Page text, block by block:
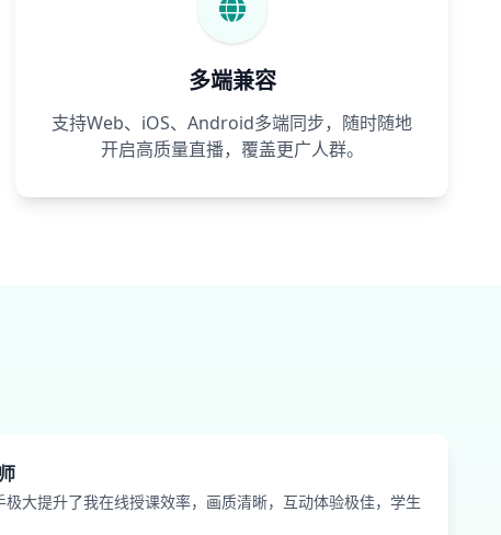
多端兼容
支持Web、iOS、Android多端同步，随时随地
开启高质量直播，覆盖更广人群。
极大提升了我在线授课效率，画质清晰，互动体验极佳，学生